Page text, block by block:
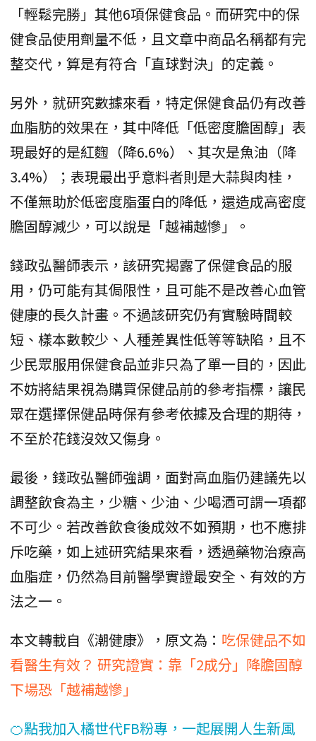
「輕鬆完勝」其他6項保健食品。而研究中的保
健食品使用劑量不低，且文章中商品名稱都有完
整交代，算是有符合「直球對決」的定義。
另外，就研究數據來看，特定保健食品仍有改善
血脂肪的效果在，其中降低「低密度膽固醇」表
現最好的是紅麴（降6.6%）、其次是魚油（降
3.4%）；表現最出乎意料者則是大蒜與肉桂，
不僅無助於低密度脂蛋白的降低，還造成高密度
膽固醇減少，可以說是「越補越慘」。
錢政弘醫師表示，該研究揭露了保健食品的服
用，仍可能有其侷限性，且可能不是改善心血管
健康的長久計畫。不過該研究仍有實驗時間較
短、樣本數較少、人種差異性低等等缺陷，且不
少民眾服用保健食品並非只為了單一目的，因此
不妨將結果視為購買保健品前的參考指標，讓民
眾在選擇保健品時保有參考依據及合理的期待，
不至於花錢沒效又傷身。
最後，錢政弘醫師強調，面對高血脂仍建議先以
調整飲食為主，少糖、少油、少喝酒可謂一項都
不可少。若改善飲食後成效不如預期，也不應排
斥吃藥，如上述研究結果來看，透過藥物治療高
血脂症，仍然為目前醫學實證最安全、有效的方
法之一。
本文轉載自《潮健康》，原文為： 吃保健品不如
看醫生有效？ 研究證實：靠「2成分」降膽固醇
下場恐「越補越慘」
🍊點我加入橘世代FB粉專，一起展開人生新風